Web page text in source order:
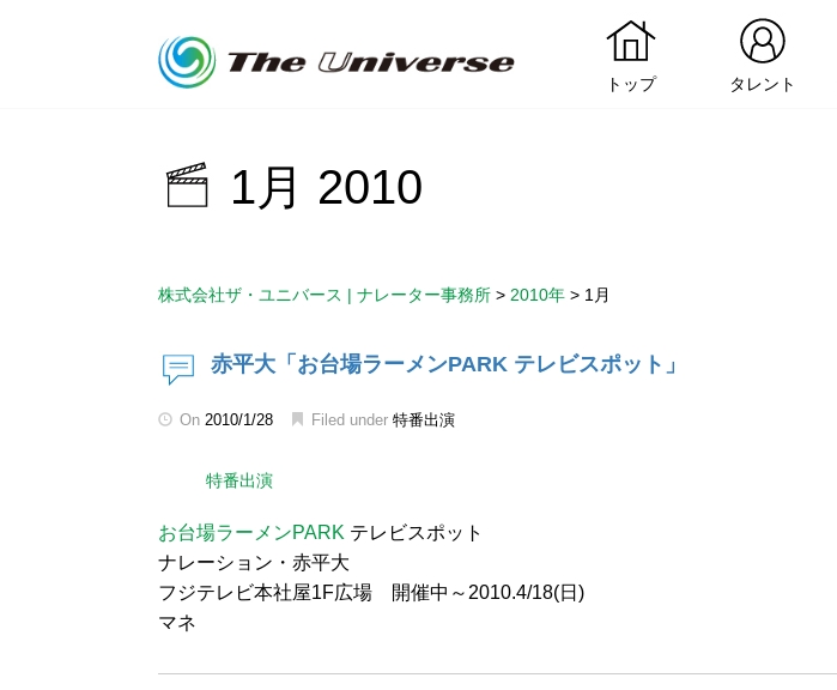
トップ タレント
1月 2010
株式会社ザ・ユニバース | ナレーター事務所 > 2010年 > 1月
赤平大「お台場ラーメンPARK テレビスポット」
On 2010/1/28 Filed under 特番出演
特番出演
お台場ラーメンPARK テレビスポット
ナレーション・赤平大
フジテレビ本社屋1F広場 開催中～2010.4/18(日)
マネ